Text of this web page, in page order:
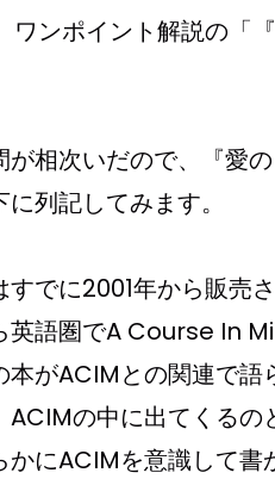
ンポイント解説の「
相次いだので、『愛
列記してみます。
でに2001年から販売
英語圏でA Course In
がACIMとの関連で
ACIMの中に出てくる
にACIMを意識して